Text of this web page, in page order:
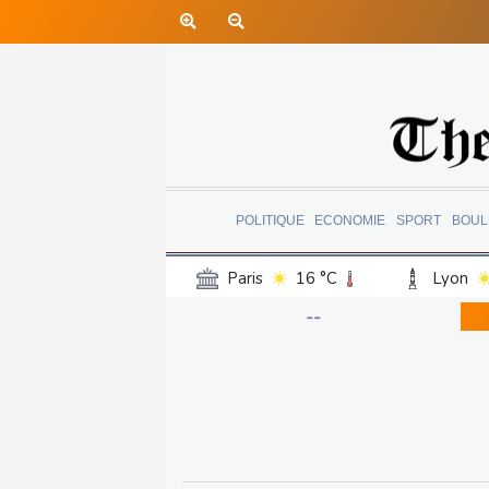
POLITIQUE ECONOMIE SPORT
Paris 16 °C Lyon
Luxembourg
--